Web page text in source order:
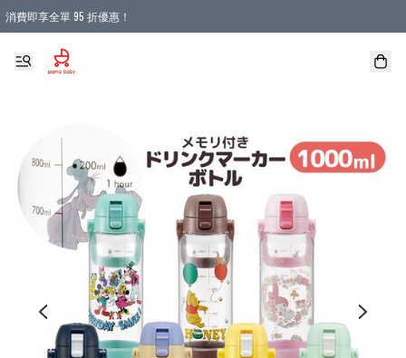
消費即享全單 95 折優惠！
購物滿 HKD 900.00即享免運費優惠！（適用於 本地送貨、本地取貨 )